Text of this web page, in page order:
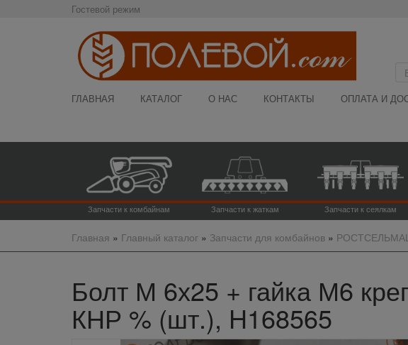
Гостевой режим
ГЛАВНАЯ КАТАЛОГ О НАС КОНТАКТЫ ОПЛАТА И
Запчасти к комбайнам Запчасти к жаткам Запчасти к сеялкам
Главная » Главный каталог» Запчасти для комбайнов»
Болт М 6х25 + гайка М6
КНР % (шт.), H168565